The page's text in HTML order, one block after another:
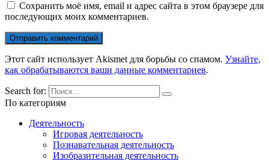
Сохранить моё имя, email и адрес сайта в этом браузере для
последующих моих комментариев.
Этот сайт использует Akismet для борьбы со спамом. Узнайте,
как обрабатываются ваши данные комментариев.
Search for:
По категориям
Деятельность
Игровая деятельность
Познавательная деятельность
Изобразительная деятельность